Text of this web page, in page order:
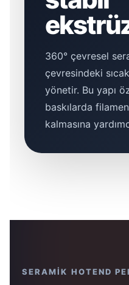
360° çevresel
çevresindeki
yönetir. Bu yapı
baskılarda
kalmasına
SERAMİK HOTEND